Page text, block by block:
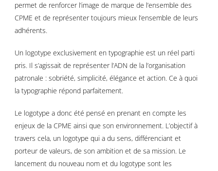
permet de renforcer l’image de marque de l’ensemble des
CPME et de représenter toujours mieux l’ensemble de leurs
adhérents.
Un logotype exclusivement en typographie est un réel parti
pris. Il s’agissait de représenter l’ADN de la l’organisation
patronale : sobriété, simplicité, élégance et action. Ce à quoi
la typographie répond parfaitement.
Le logotype a donc été pensé en prenant en compte les
enjeux de la CPME ainsi que son environnement. L’objectif à
travers cela, un logotype qui a du sens, différenciant et
porteur de valeurs, de son ambition et de sa mission. Le
lancement du nouveau nom et du logotype sont les